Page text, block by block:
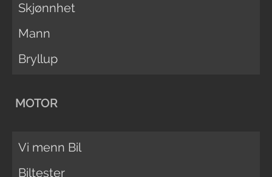
Skjønnhet
Mann
Bryllup
MOTOR
Vi menn Bil
Biltester